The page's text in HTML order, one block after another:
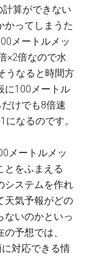
算ができない
かってしまうた
メートルメッ
×2倍なので水
うなると時間方
に100メートル
けでも8倍速
なるのです。
メートルメッ
とをふまえる
システムを作れ
天気予報がどの
ないのかといっ
予想では、
対応できる情